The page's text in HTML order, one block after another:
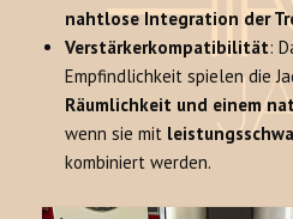
nahtlose Integration der
Verstärkerkompatibilität:
Empfindlichkeit spielen die
Räumlichkeit und einem
wenn sie mit
kombiniert werden.